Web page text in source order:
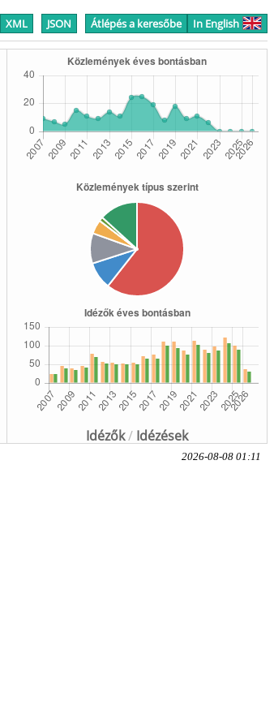
XML JSON Átlépés a keresőbe In English
Idézők/ Idézések
2026-08-08 01:11